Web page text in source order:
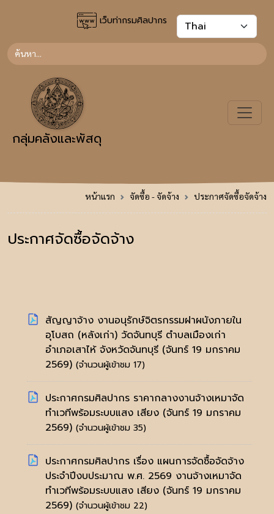
เว็บท่ากรมศิลปากร
กลุ่มคลังและพัสดุ
หน้าแรก จัดซื้อ - จัดจ้าง ประกาศจัดซื้อจัดจ้าง
ประกาศจัดซื้อจัดจ้าง
สัญญาจ้าง งานอนุรักษ์จิตรกรรมฝาผนังภายใน
อุโบสถ (หลังเก่า) วัดจันทบุรี ตำบลเมืองเก่า
อำเภอเสาไห้ จังหวัดจันทบุรี (จันทร์ 19 มกราคม
2569) (จำนวนผู้เข้าชม 17)
ประกาศกรมศิลปากร ราคากลางงานจ้างเหมาจัด
ทำเวทีพร้อมระบบแสง เสียง (จันทร์ 19 มกราคม
2569) (จำนวนผู้เข้าชม 35)
ประกาศกรมศิลปากร เรื่อง แผนการจัดซื้อจัดจ้าง
ประจำปีงบประมาณ พ.ศ. 2569 งานจ้างเหมาจัด
ทำเวทีพร้อมระบบแสง เสียง (จันทร์ 19 มกราคม
2569) (จำนวนผู้เข้าชม 22)